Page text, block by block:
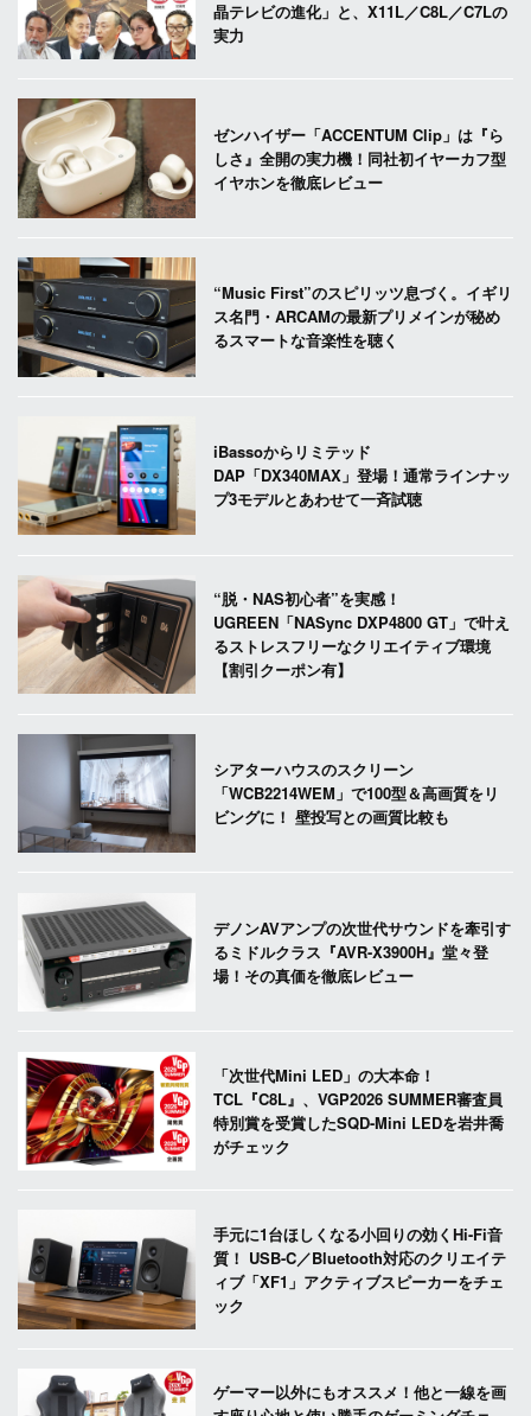
晶テレビの進化」と、X11L／C8L／C7Lの
実力
ゼンハイザー「ACCENTUM Clip」は『ら
しさ』全開の実力機！同社初イヤーカフ型
イヤホンを徹底レビュー
“Music First”のスピリッツ息づく。イギリ
ス名門・ARCAMの最新プリメインが秘め
るスマートな音楽性を聴く
iBassoからリミテッド
DAP「DX340MAX」登場！通常ラインナッ
プ3モデルとあわせて一斉試聴
“脱・NAS初心者”を実感！
UGREEN「NASync DXP4800 GT」で叶え
るストレスフリーなクリエイティブ環境
【割引クーポン有】
シアターハウスのスクリーン
「WCB2214WEM」で100型＆高画質をリ
ビングに！ 壁投写との画質比較も
デノンAVアンプの次世代サウンドを牽引す
るミドルクラス『AVR-X3900H』堂々登
場！その真価を徹底レビュー
「次世代Mini LED」の大本命！
TCL『C8L』、VGP2026 SUMMER審査員
特別賞を受賞したSQD-Mini LEDを岩井喬
がチェック
手元に1台ほしくなる小回りの効くHi-Fi音
質！ USB-C／Bluetooth対応のクリエイテ
ィブ「XF1」アクティブスピーカーをチェ
ック
ゲーマー以外にもオススメ！他と一線を画